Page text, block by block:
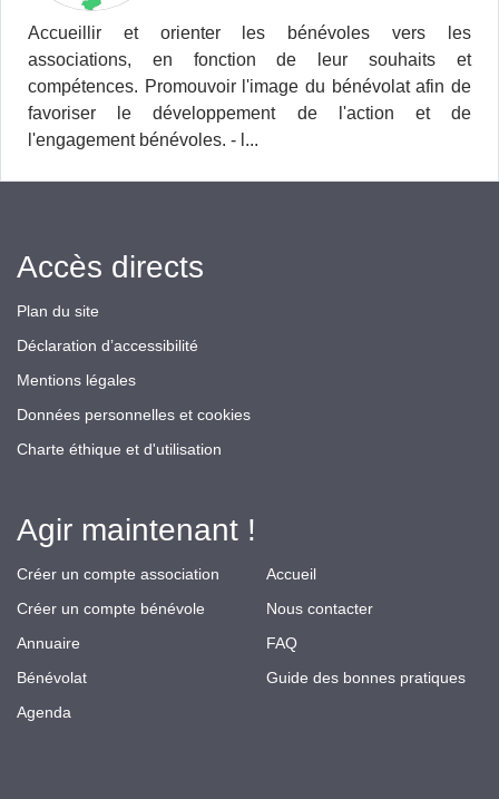
Accueillir et orienter les bénévoles vers les
associations, en fonction de leur souhaits et
compétences. Promouvoir l'image du bénévolat afin de
favoriser le développement de l'action et de
l'engagement bénévoles. - l...
Accès directs
Plan du site
Déclaration d’accessibilité
Mentions légales
Données personnelles et cookies
Charte éthique et d'utilisation
Agir maintenant !
Créer un compte association
Créer un compte bénévole
Annuaire
Bénévolat
Agenda
Accueil
Nous contacter
FAQ
Guide des bonnes pratiques